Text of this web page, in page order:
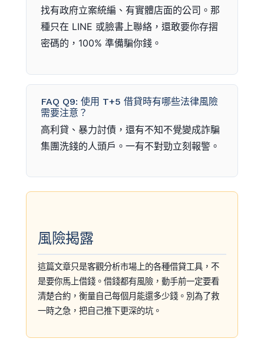
找有政府立案統編、有實體店面的公司。那
種只在 LINE 或臉書上聯絡，還敢要你存摺
密碼的，100% 準備騙你錢。
FAQ Q9: 使用 T+5 借貸時有哪些法律風險
需要注意？
高利貸、暴力討債，還有不知不覺變成詐騙
集團洗錢的人頭戶。一有不對勁立刻報警。
風險揭露
這篇文章只是客觀分析市場上的各種借貸工具，不
是要你馬上借錢。借錢都有風險，動手前一定要看
清楚合約，衡量自己每個月能還多少錢。別為了救
一時之急，把自己推下更深的坑。